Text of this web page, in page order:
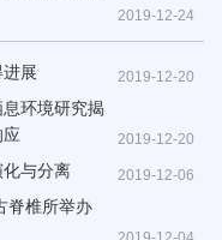
2019-12-24
2019-12-20
展
2019-12-20
环境研究揭
2019-12-06
与分离
脊椎所举办